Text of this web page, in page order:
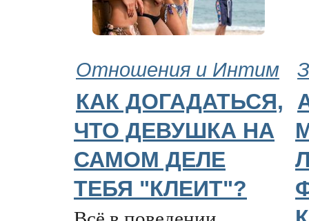
Отношения и Интим
КАК ДОГАДАТЬСЯ,
ЧТО ДЕВУШКА НА
САМОМ ДЕЛЕ
ТЕБЯ "КЛЕИТ"?